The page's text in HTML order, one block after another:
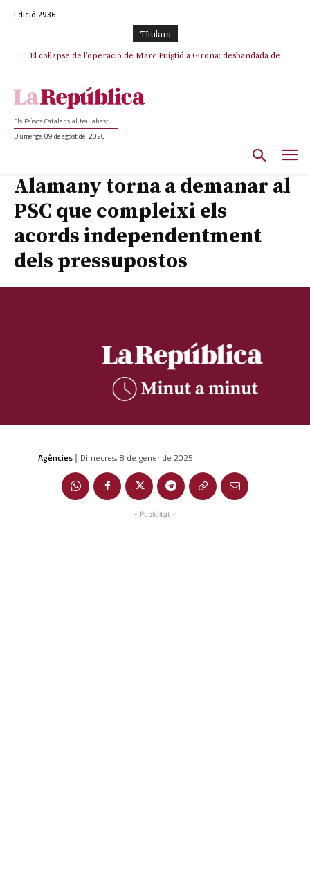
Edició 2936
TItulars
Rufián boicoteja l’estratègia d’acostament a Junts d’Oriol Junqueras
El col·lapse de l’operació de Marc Puigtió a Girona: desbandada de
Els Països Catalans al teu abast
Diumenge, 09 de agost del 2026
Alamany torna a demanar al
PSC que compleixi els
acords independentment
dels pressupostos
Agències | Dimecres, 8 de gener de 2025
- Publicitat -